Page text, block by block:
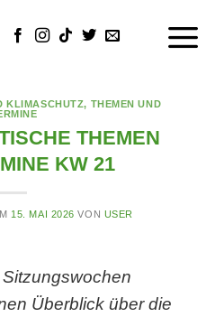
KLIMASCHUTZ, THEMEN UND
THEMEN
KW 21
15. MAI 2026 VON USER
Überblick über die